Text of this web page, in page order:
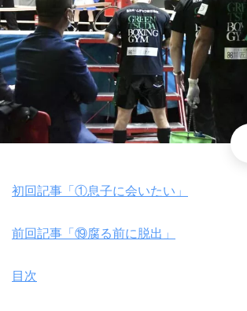
初回記事「①息子に会いたい」
前回記事「⑲腐る前に脱出」
目次